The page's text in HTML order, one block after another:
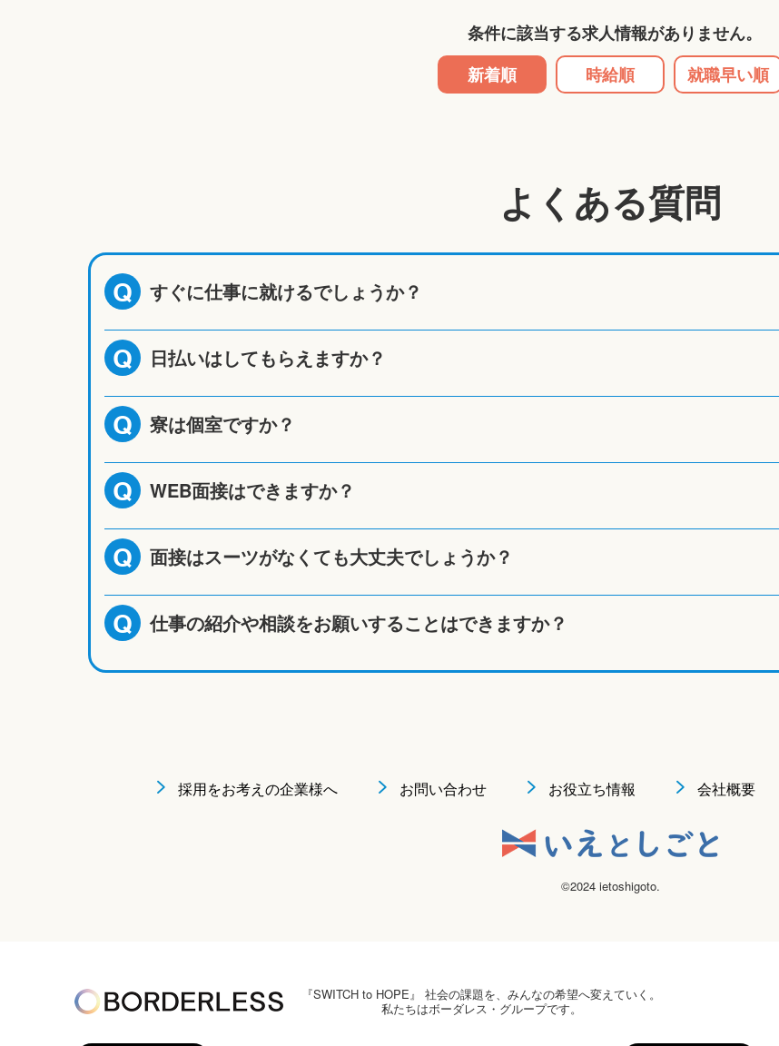
条件に該当する求人情報がありません。
新着順
時給順 就職早い順
よくある質問
Q すぐに仕事に就けるでしょうか？
Q 日払いはしてもらえますか？
Q 寮は個室ですか？
Q WEB面接はできますか？
Q 面接はスーツがなくても大丈夫でしょうか？
Q 仕事の紹介や相談をお願いすることはできますか？
採用をお考えの企業様へ お問い合わせ お役立ち情報 会社概要
©2024 ietoshigoto.
『SWITCH to HOPE』 社会の課題を、みんなの希望へ変えていく。
私たちはボーダレス・グループです。